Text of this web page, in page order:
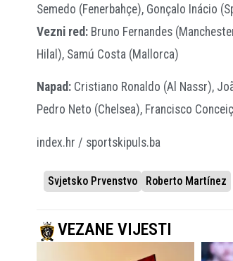
Semedo (Fenerbahçe), Gonçalo Inácio
Vezni red: Bruno Fernandes
Hilal), Samú Costa (Mallorca)
Napad: Cristiano Ronaldo (Al Nassr),
Pedro Neto (Chelsea), Francisco
index.hr / sportskipuls.ba
Svjetsko Prvenstvo Roberto Martínez
VEZANE VIJESTI